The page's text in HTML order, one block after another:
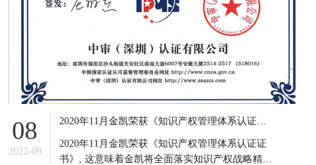
08
2022-09
2020年11月金凯荣获《知识产权管理体系认证证书》
2020年11月金凯荣获《知识产权管理体系认证证
书》, 这意味着金凯将全面落实知识产权战略精